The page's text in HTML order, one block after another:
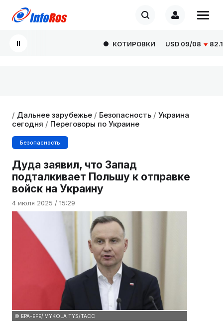
КОТИРОВКИ USD09/08 82.1665
/ Дальнее зарубежье / Безопасность / Украина
сегодня / Переговоры по Украине
Безопасность
Дуда заявил, что Запад
подталкивает Польшу к отправке
войск на Украину
4 июля 2025 / 15:29
© EPA-EFE/ MYKOLA TYS/ТАСС